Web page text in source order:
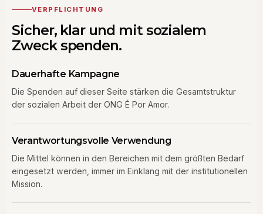
VERPFLICHTUNG
Sicher, klar und mit sozialem
Zweck spenden.
Dauerhafte Kampagne
Die Spenden auf dieser Seite stärken die Gesamtstruktur
der sozialen Arbeit der ONG É Por Amor.
Verantwortungsvolle Verwendung
Die Mittel können in den Bereichen mit dem größten Bedarf
eingesetzt werden, immer im Einklang mit der institutionellen
Mission.